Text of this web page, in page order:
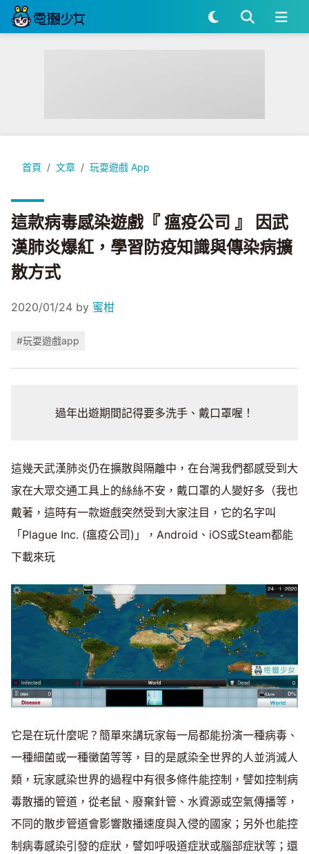
首頁 文章 玩耍遊戲 App
這款病毒感染遊戲『 瘟疫公司 』 因武漢肺炎爆紅，學習防疫知
這款病毒感染遊戲『 瘟疫公司 』 因武
漢肺炎爆紅，學習防疫知識與傳染病擴
散方式
2020/01/24 by 蜜柑
#玩耍遊戲app
過年出遊期間記得要多洗手、戴口罩喔！
這幾天武漢肺炎仍在擴散與隔離中，在台灣我們都感受到大
家在大眾交通工具上的絲絲不安，戴口罩的人變好多（我也
戴著，這時有一款遊戲突然受到大家注目，它的名字叫
「Plague Inc. (瘟疫公司)」，Android、iOS或Steam都能
下載來玩
它是在玩什麼呢？簡單來講玩家每一局都能扮演一種病毒、
一種細菌或一種黴菌等等，目的是感染全世界的人並消滅人
類，玩家感染世界的過程中有很多條件能控制，譬如控制病
毒散播的管道，從老鼠、廢棄針管、水資源或空氣傳播等，
不同的散步管道會影響散播速度與入侵的國家；另外也能控
制病毒感染引發的症狀，譬如呼吸道症狀或腦部症狀等；還